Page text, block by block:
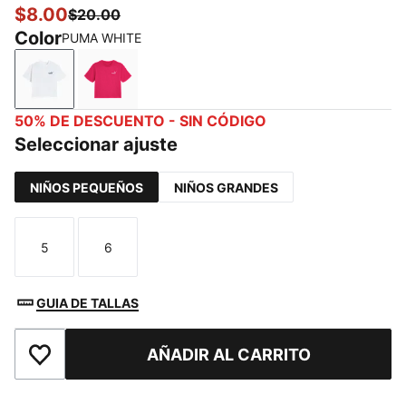
$8.00$20.00
ColorPUMA WHITE
PUMA WHITEPUMA PINK
50% DE DESCUENTO - SIN CÓDIGO
Seleccionar ajuste
NIÑOS PEQUEÑOS NIÑOS GRANDES
Talla
5
Talla
6
GUIA DE TALLAS
Añadir a la lista de deseosAÑADIR AL CARRITO